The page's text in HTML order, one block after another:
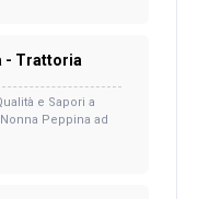
- Trattoria
e Sapori a
Nonna Peppina ad